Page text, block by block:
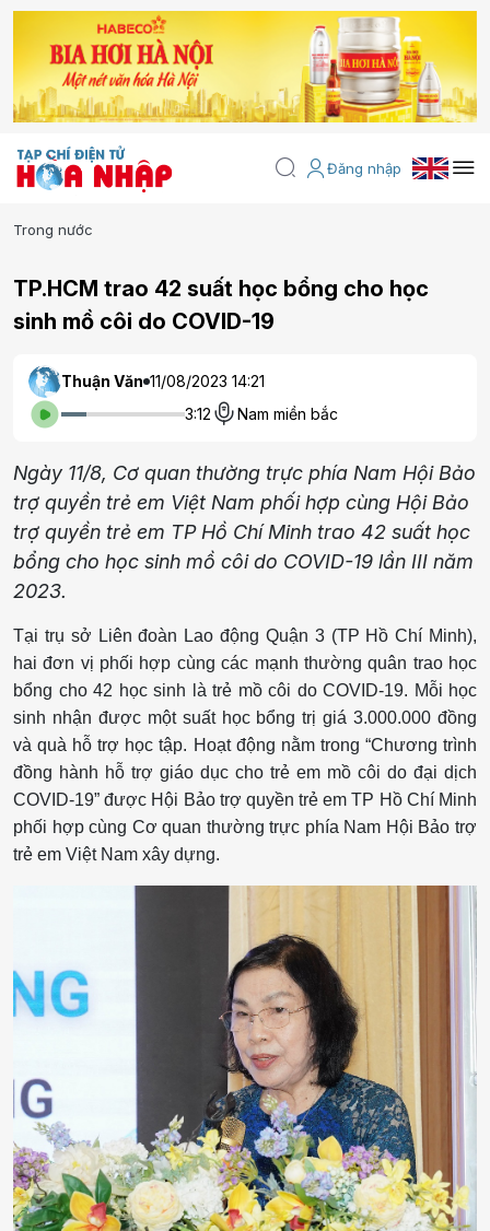
Đăng nhập
Trong nước
TP.HCM trao 42 suất học bổng cho học
sinh mồ côi do COVID-19
Thuận Văn 11/08/2023 14:21
3:12
Nam miền bắc
Ngày 11/8, Cơ quan thường trực phía Nam Hội Bảo
trợ quyền trẻ em Việt Nam phối hợp cùng Hội Bảo
trợ quyền trẻ em TP Hồ Chí Minh trao 42 suất học
bổng cho học sinh mồ côi do COVID-19 lần III năm
2023.
Tại trụ sở Liên đoàn Lao động Quận 3 (TP Hồ Chí Minh),
hai đơn vị phối hợp cùng các mạnh thường quân trao học
bổng cho 42 học sinh là trẻ mồ côi do COVID-19. Mỗi học
sinh nhận được một suất học bổng trị giá 3.000.000 đồng
và quà hỗ trợ học tập. Hoạt động nằm trong “Chương trình
đồng hành hỗ trợ giáo dục cho trẻ em mồ côi do đại dịch
COVID-19” được Hội Bảo trợ quyền trẻ em TP Hồ Chí Minh
phối hợp cùng Cơ quan thường trực phía Nam Hội Bảo trợ
trẻ em Việt Nam xây dựng.